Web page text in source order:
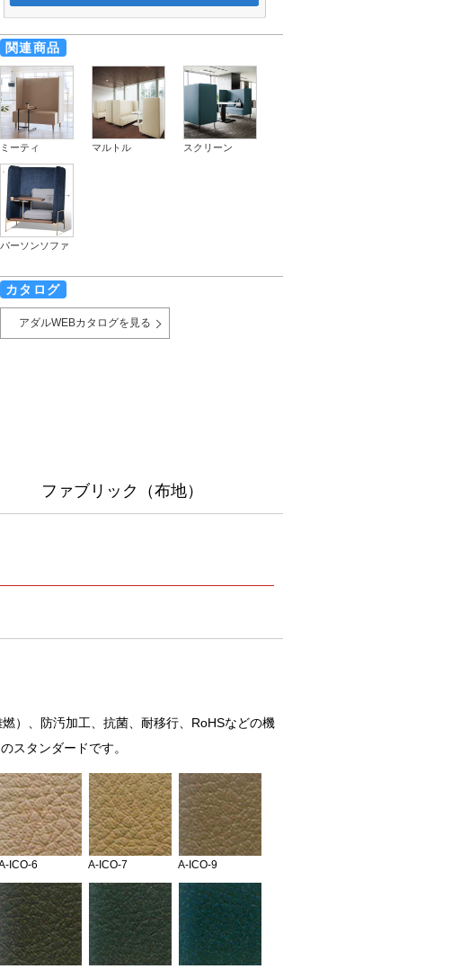
関連商品
ミーティ マルトル スクリーン
パーソンソファ
カタログ
アダルWEBカタログを見る